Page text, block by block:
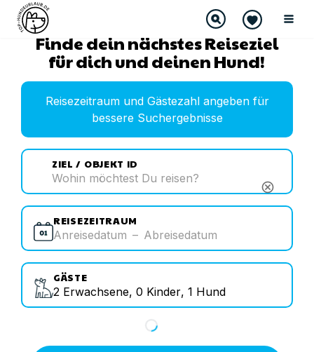
Finde dein nächstes Reiseziel
für dich und deinen Hund!
Reisezeitraum und Gästezahl angeben für
bessere Suchergebnisse
ZIEL / OBJEKT ID
cancel
REISEZEITRAUM
Anreisedatum – Abreisedatum
GÄSTE
2 Erwachsene, 0 Kinder, 1 Hund